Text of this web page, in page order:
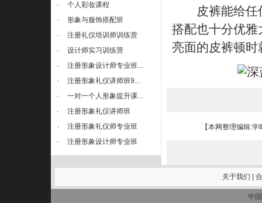
·
个人彩妆课程
·
形象与服饰搭配班
·
注册礼仪培训师训练营
·
设计师实习训练营
·
注册形象设计师专业班...
·
注册形象礼仪讲师班9...
·
一对一个人形象提升课...
·
注册形象礼仪讲师班
·
注册形象礼仪师专业班
·
注册形象设计师专业班
皮裤能给任何
搭配也十分优
亮面的皮裤顿
【本网整理编辑:学
关于我们
中